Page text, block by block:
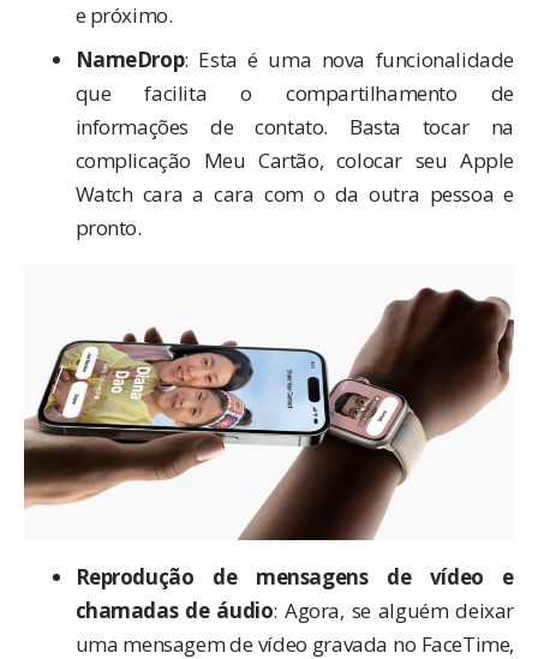
e próximo.
NameDrop: Esta é uma nova funcionalidade
que facilita o compartilhamento de
informações de contato. Basta tocar na
complicação Meu Cartão, colocar seu Apple
Watch cara a cara com o da outra pessoa e
pronto.
Reprodução de mensagens de vídeo e
chamadas de áudio: Agora, se alguém deixar
uma mensagem de vídeo gravada no FaceTime,